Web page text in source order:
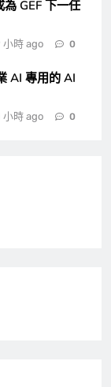
GEF 下一任
小時 ago 0
AI 專用的 AI
小時 ago 0